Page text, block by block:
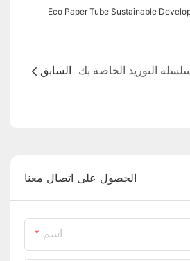
Eco Paper Tube Sustainable
السابق
الحصول على اتصال معنا
اسم